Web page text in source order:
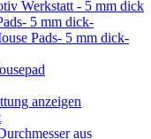
Werkstatt - 5 mm dick
5 mm dick-
Pads- 5 mm dick-
anzeigen
aus